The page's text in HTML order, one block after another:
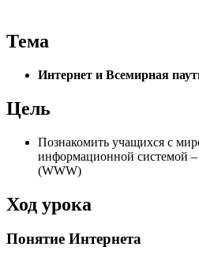
Тема
Интернет и Всемирная
Цель
Познакомить учащихся с
информационной системой
(WWW)
Ход урока
Понятие Интернета